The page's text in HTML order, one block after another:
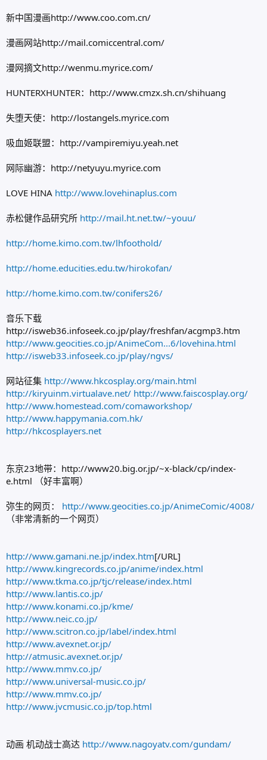
新中国漫画http://www.coo.com.cn/
漫画网站http://mail.comiccentral.com/
漫网摘文http://wenmu.myrice.com/
HUNTERXHUNTER：http://www.cmzx.sh.cn/shihuang
失堕天使：http://lostangels.myrice.com
吸血姬联盟：http://vampiremiyu.yeah.net
网际幽游：http://netyuyu.myrice.com
LOVE HINA http://www.lovehinaplus.com
赤松健作品研究所 http://mail.ht.net.tw/~youu/
http://home.kimo.com.tw/lhfoothold/
http://home.educities.edu.tw/hirokofan/
http://home.kimo.com.tw/conifers26/
音乐下载
http://isweb36.infoseek.co.jp/play/freshfan/acgmp3.htm
http://www.geocities.co.jp/AnimeCom...6/lovehina.html
http://isweb33.infoseek.co.jp/play/ngvs/
网站征集 http://www.hkcosplay.org/main.html
http://kiryuinm.virtualave.net/ http://www.faiscosplay.org/
http://www.homestead.com/comaworkshop/
http://www.happymania.com.hk/
http://hkcosplayers.net
东京23地带：http://www20.big.or.jp/~x-black/cp/index-
e.html （好丰富啊）
弥生的网页： http://www.geocities.co.jp/AnimeComic/4008/
（非常清新的一个网页）
http://www.gamani.ne.jp/index.htm[/URL]
http://www.kingrecords.co.jp/anime/index.html
http://www.tkma.co.jp/tjc/release/index.html
http://www.lantis.co.jp/
http://www.konami.co.jp/kme/
http://www.neic.co.jp/
http://www.scitron.co.jp/label/index.html
http://www.avexnet.or.jp/
http://atmusic.avexnet.or.jp/
http://www.mmv.co.jp/
http://www.universal-music.co.jp/
http://www.mmv.co.jp/
http://www.jvcmusic.co.jp/top.html
动画 机动战士高达 http://www.nagoyatv.com/gundam/